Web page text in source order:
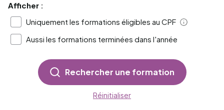
Afficher :
Uniquement les formations éligibles au CPF
Aide
Aussi les formations terminées dans l'année
Rechercher une formation
Réinitialiser